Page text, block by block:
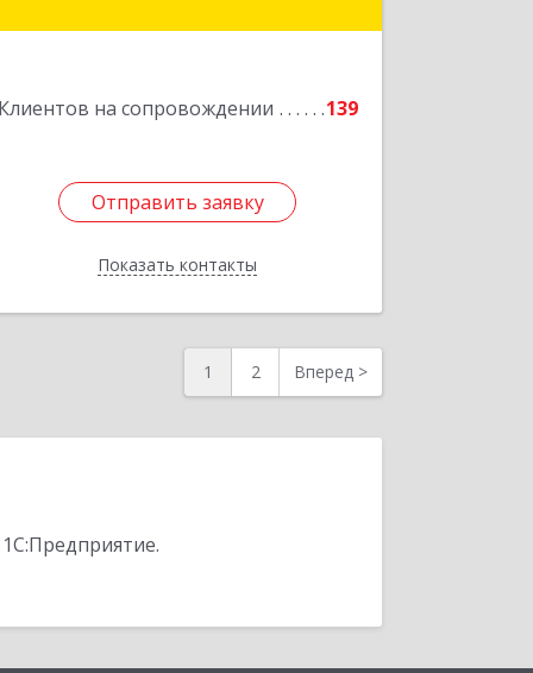
Клиентов на сопровождении 139
Отправить заявку
Показать контакты
Подробнее
Отправить заявку
Назад
1 2 Вперед >